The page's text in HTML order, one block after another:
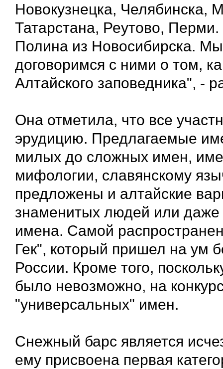
Новокузнецка, Челябинска,
Татарстана, Реутово,
Полина из Новосибирска.
договоримся с ними о том,
Алтайского заповедника", -
Она отметила, что все
эрудицию. Предлагаемые
милых до сложных имен,
мифологии, славянскому
предложены и алтайские
знаменитых людей или даже
имена. Самой
Гек", который пришел на ум
России. Кроме того,
было невозможно, на
"универсальных" имен.
Снежный барс является
ему присвоена первая